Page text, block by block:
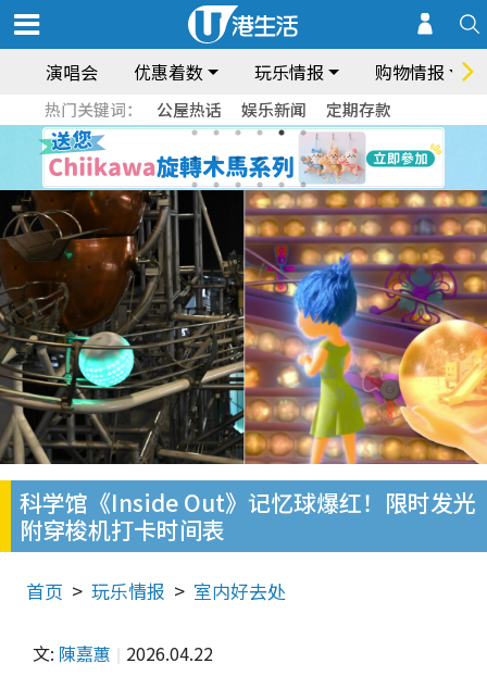
演唱会 优惠着数 玩乐情报 购物情报
热门关键词： 公屋热话 娱乐新闻 定期存款
科学馆《Inside Out》记忆球爆红！限时发光
附穿梭机打卡时间表
首页 玩乐情报 室内好去处
文: 陳嘉蕙 2026.04.22